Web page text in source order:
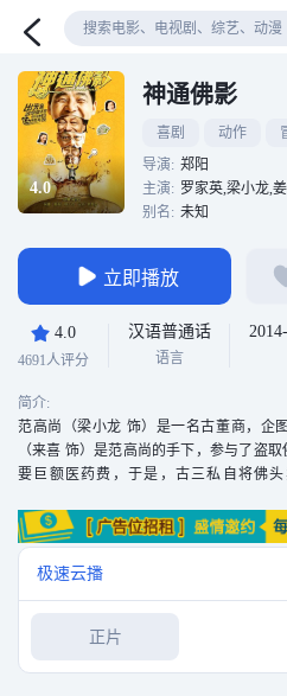
4.0
神通佛影
喜剧 动作
导演: 郑阳
主演: 罗家英,梁小龙,
别名: 未知
立即播放
4.0
4691人评分
汉语普通话
语言
简介:
范高尚（梁小龙 饰）是一名古董商，企
（来喜 饰）是范高尚的手下，参与了盗
要巨额医药费，于是，古三私自将佛
极速云播
正片